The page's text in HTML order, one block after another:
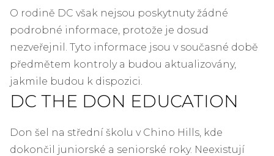
O rodině DC však nejsou poskytnuty žádné
podrobné informace, protože je dosud
nezveřejnil. Tyto informace jsou v současné době
předmětem kontroly a budou aktualizovány,
jakmile budou k dispozici.
DC THE DON EDUCATION
Don šel na střední školu v Chino Hills, kde
dokončil juniorské a seniorské roky. Neexistují